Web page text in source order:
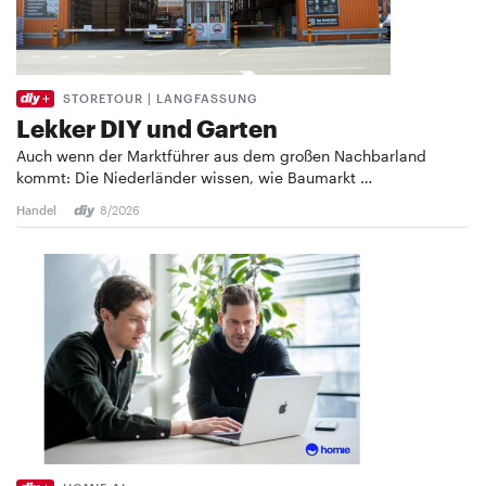
STORETOUR | LANGFASSUNG
Lekker DIY und Garten
Auch wenn der Marktführer aus dem großen Nachbarland
kommt: Die Niederländer wissen, wie Baumarkt …
Handel 8/2026